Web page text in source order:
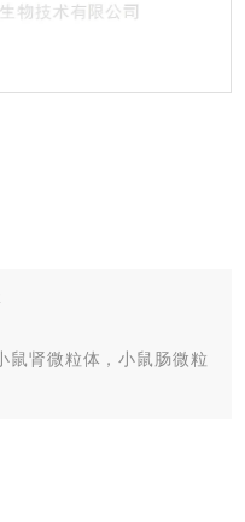
鼠肾微粒体，小鼠肠微粒